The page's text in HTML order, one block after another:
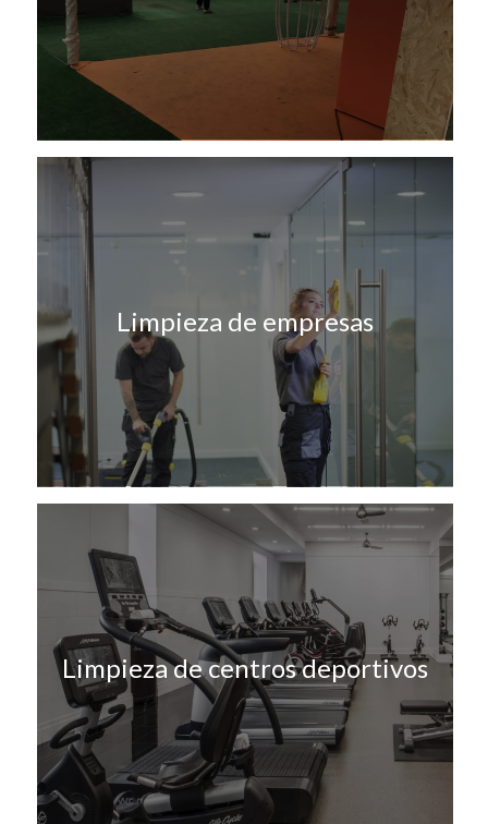
Limpieza de empresas
Limpieza de centros deportivos